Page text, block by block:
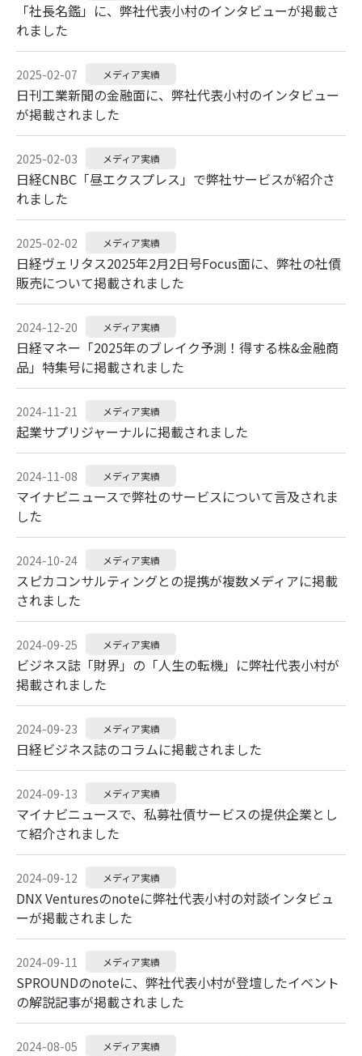
「社長名鑑」に、弊社代表小村のインタビューが掲載さ
れました
2025-02-07 メディア実績
日刊工業新聞の金融面に、弊社代表小村のインタビュー
が掲載されました
2025-02-03 メディア実績
日経CNBC「昼エクスプレス」で弊社サービスが紹介さ
れました
2025-02-02 メディア実績
日経ヴェリタス2025年2月2日号Focus面に、弊社の社債
販売について掲載されました
2024-12-20 メディア実績
日経マネー「2025年のブレイク予測！得する株&金融商
品」特集号に掲載されました
2024-11-21 メディア実績
起業サプリジャーナルに掲載されました
2024-11-08 メディア実績
マイナビニュースで弊社のサービスについて言及されま
した
2024-10-24 メディア実績
スピカコンサルティングとの提携が複数メディアに掲載
されました
2024-09-25 メディア実績
ビジネス誌「財界」の「人生の転機」に弊社代表小村が
掲載されました
2024-09-23 メディア実績
日経ビジネス誌のコラムに掲載されました
2024-09-13 メディア実績
マイナビニュースで、私募社債サービスの提供企業とし
て紹介されました
2024-09-12 メディア実績
DNX Venturesのnoteに弊社代表小村の対談インタビュ
ーが掲載されました
2024-09-11 メディア実績
SPROUNDのnoteに、弊社代表小村が登壇したイベント
の解説記事が掲載されました
2024-08-05 メディア実績